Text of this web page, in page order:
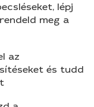
lépj
meg a
az
és tudd